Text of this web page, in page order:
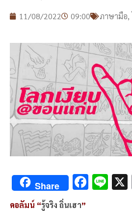
11/08/2022 09:00 ภาษามือ,
Share F Li
คอลัมน์ “รู้จริง ถิ่นเฮา”